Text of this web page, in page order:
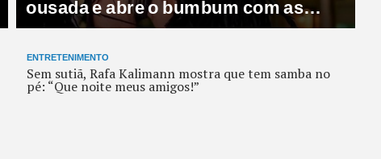
comissão saltando: “Fred tirou uma
sorte absurda!”
ENTRETENIMENTO
Sem sutiã, Rafa Kalimann mostra que tem samba no
pé: “Que noite meus amigos!”